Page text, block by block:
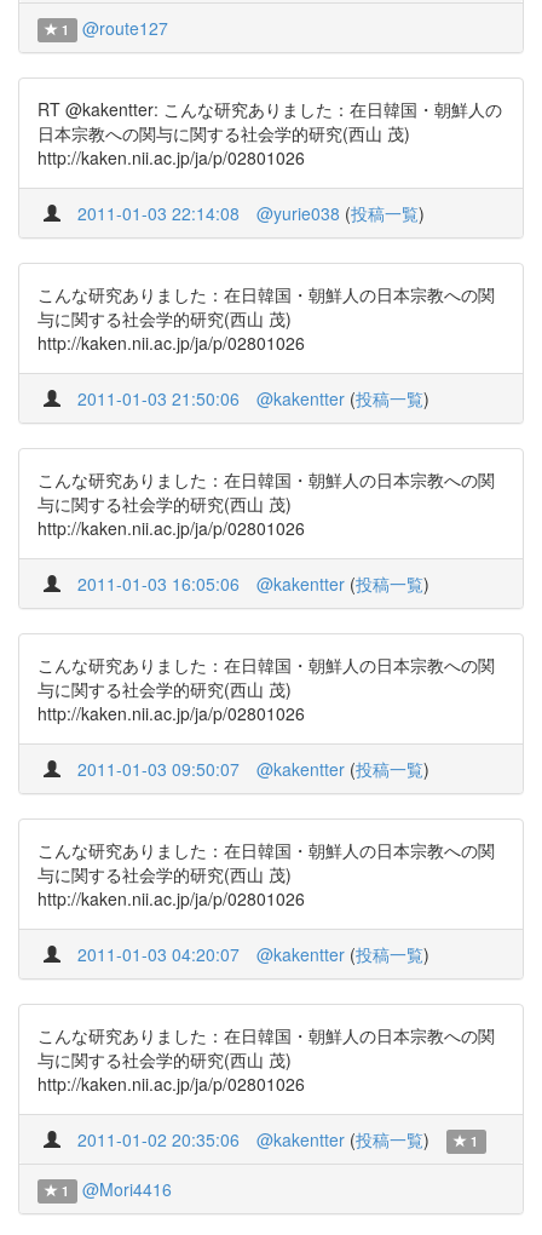
1 @route127
RT @kakentter: こんな研究ありました：在日韓国・朝鮮人の
日本宗教への関与に関する社会学的研究(西山 茂)
http://kaken.nii.ac.jp/ja/p/02801026
2011-01-03 22:14:08 @yurie038 (投稿一覧)
こんな研究ありました：在日韓国・朝鮮人の日本宗教への関
与に関する社会学的研究(西山 茂)
http://kaken.nii.ac.jp/ja/p/02801026
2011-01-03 21:50:06 @kakentter (投稿一覧)
こんな研究ありました：在日韓国・朝鮮人の日本宗教への関
与に関する社会学的研究(西山 茂)
http://kaken.nii.ac.jp/ja/p/02801026
2011-01-03 16:05:06 @kakentter (投稿一覧)
こんな研究ありました：在日韓国・朝鮮人の日本宗教への関
与に関する社会学的研究(西山 茂)
http://kaken.nii.ac.jp/ja/p/02801026
2011-01-03 09:50:07 @kakentter (投稿一覧)
こんな研究ありました：在日韓国・朝鮮人の日本宗教への関
与に関する社会学的研究(西山 茂)
http://kaken.nii.ac.jp/ja/p/02801026
2011-01-03 04:20:07 @kakentter (投稿一覧)
こんな研究ありました：在日韓国・朝鮮人の日本宗教への関
与に関する社会学的研究(西山 茂)
http://kaken.nii.ac.jp/ja/p/02801026
2011-01-02 20:35:06 @kakentter (投稿一覧) 1
1 @Mori4416